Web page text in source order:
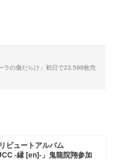
ラの傷だらけ」初日で23,598枚売
ビュートアルバム
-縁 [en]-」鬼龍院翔参加